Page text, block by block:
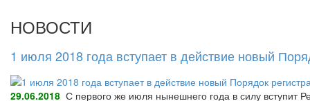
НОВОСТИ
1 июля 2018 года вступает в действие новый
29.06.2018 С первого же июля нынешнего года в силу вступит